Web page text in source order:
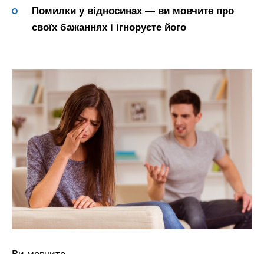
Помилки у відносинах — ви мовчите про
своїх бажаннях і ігноруєте його